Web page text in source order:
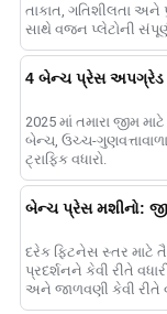
તાકાત, ગતિશીલતા અને
સાથે વજન પ્લેટોની
4 બેન્ચ પ્રેસ અપગ્રેડ
2025 માં તમારા જીમ
બેન્ચ, ઉચ્ચ-
ટ્રાફિક વધારો.
બેન્ચ પ્રેસ મશીનો:
દરેક ફિટનેસ સ્તર માટે
પ્રદર્શનને કેવી રીતે
અને જાળવણી કેવી રીતે